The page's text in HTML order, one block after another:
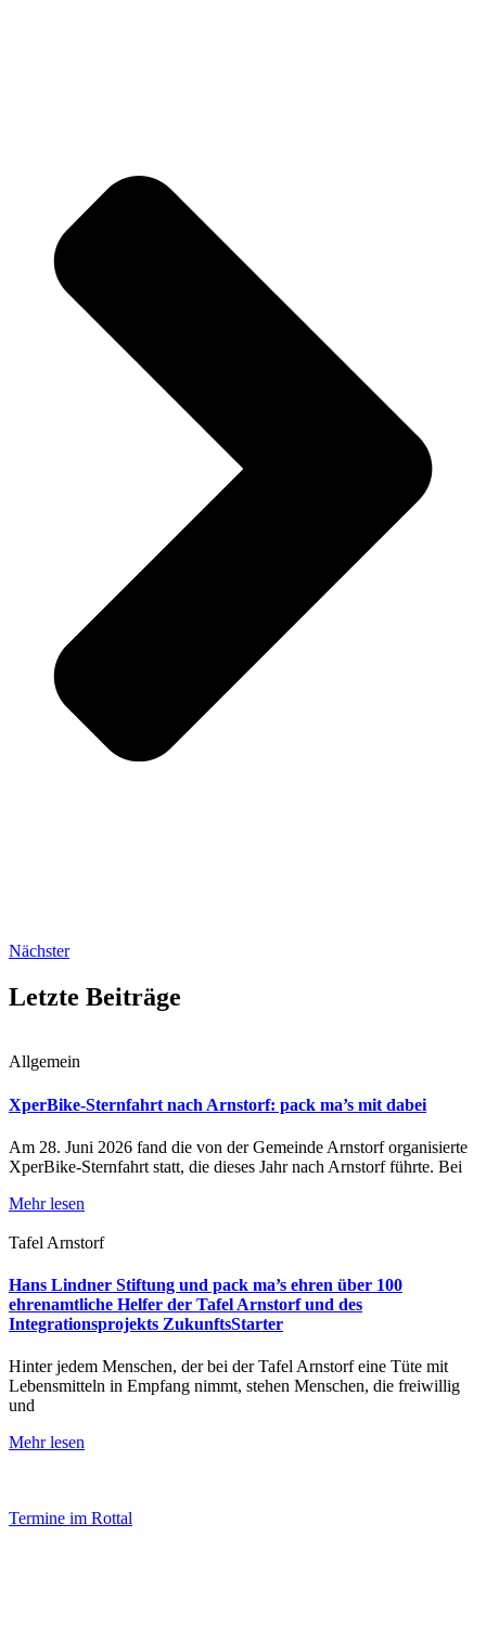
Nächster
Letzte Beiträge
Allgemein
XperBike-Sternfahrt nach Arnstorf: pack ma’s mit dabei
Am 28. Juni 2026 fand die von der Gemeinde Arnstorf organisierte
XperBike-Sternfahrt statt, die dieses Jahr nach Arnstorf führte. Bei
Mehr lesen
Tafel Arnstorf
Hans Lindner Stiftung und pack ma’s ehren über 100
ehrenamtliche Helfer der Tafel Arnstorf und des
Integrationsprojekts ZukunftsStarter
Hinter jedem Menschen, der bei der Tafel Arnstorf eine Tüte mit
Lebensmitteln in Empfang nimmt, stehen Menschen, die freiwillig
und
Mehr lesen
Termine im Rottal